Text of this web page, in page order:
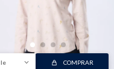
COMPRAR